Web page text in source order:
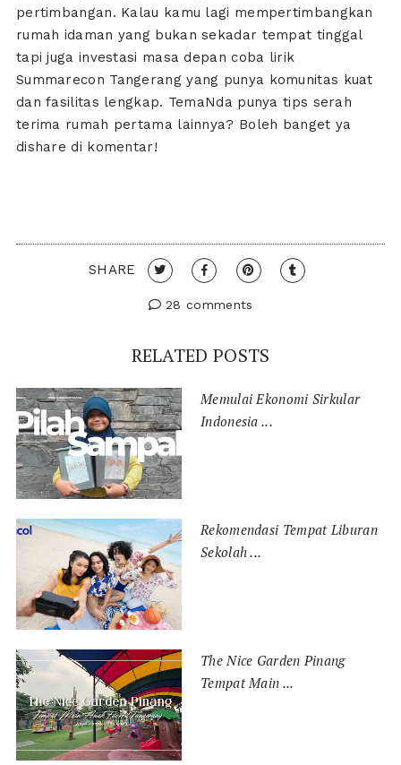
pertimbangan. Kalau kamu lagi mempertimbangkan
rumah idaman yang bukan sekadar tempat tinggal
tapi juga investasi masa depan coba lirik
Summarecon Tangerang yang punya komunitas kuat
dan fasilitas lengkap. TemaNda punya tips serah
terima rumah pertama lainnya? Boleh banget ya
dishare di komentar!
SHARE
28 comments
RELATED POSTS
Memulai Ekonomi Sirkular
Indonesia ...
Rekomendasi Tempat Liburan
Sekolah ...
The Nice Garden Pinang
Tempat Main ...